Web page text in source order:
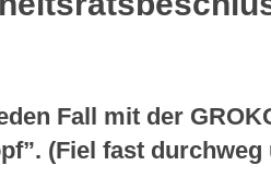
Fall mit der
(Fiel fast